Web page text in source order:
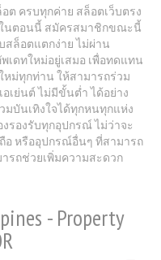
อต ครบทุกค่าย สล็อตเว็บตรง
ในตอนนี้ สมัครสมาชิกขณะนี้
สล็อตแตกง่าย ไม่ผ่าน
เดทใหม่อยู่เสมอ เพื่อทดแทน
ม่ทุกท่าน ให้สามารถร่วม
เย่นต์ ไม่มีขั้นต่ำ ได้อย่าง
บันเทิงใจได้ทุกหนทุกแห่ง
งรองรับทุกอุปกรณ์ ไม่ว่าจะ
อ หรืออุปกรณ์อื่นๆ ที่สามารถ
ารถช่วยเพิ่มความสะดวก
- Property